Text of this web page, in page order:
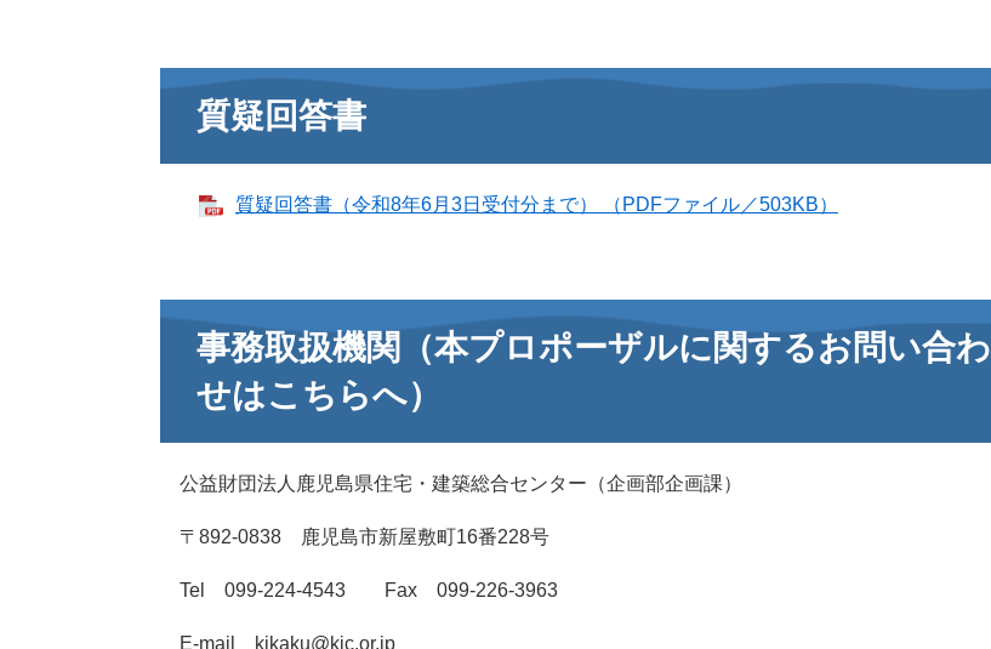
質疑回答書
質疑回答書（令和8年6月3日受付分まで） （PDFファイル／503KB）
事務取扱機関（本プロポーザルに関するお問い合わ
せはこちらへ）
公益財団法人鹿児島県住宅・建築総合センター（企画部企画課）
〒892-0838 鹿児島市新屋敷町16番228号
Tel 099-224-4543 Fax 099-226-3963
E-mail kikaku@kjc.or.jp